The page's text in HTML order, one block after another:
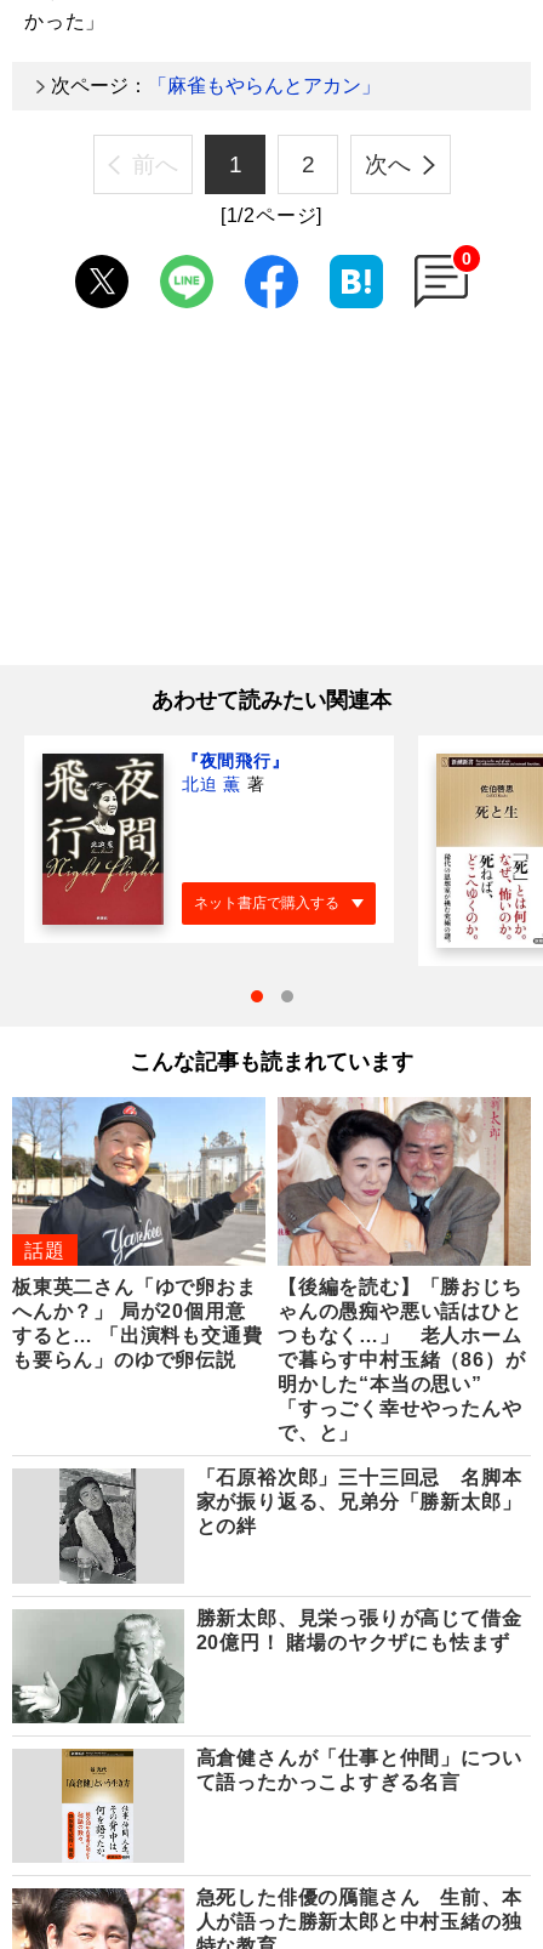
かった」
次ページ： 「麻雀もやらんとアカン」
前へ 1 2 次へ
[1/2ページ]
0
あわせて読みたい関連本
『夜間飛行』
北迫 薫 著
ネット書店で購入する
こんな記事も読まれています
話題
板東英二さん「ゆで卵おま
へんか？」 局が20個用意
すると… 「出演料も交通費
も要らん」のゆで卵伝説
【後編を読む】「勝おじち
ゃんの愚痴や悪い話はひと
つもなく…」 老人ホーム
で暮らす中村玉緒（86）が
明かした“本当の思い”
「すっごく幸せやったんや
で、と」
「石原裕次郎」三十三回忌 名脚本
家が振り返る、兄弟分「勝新太郎」
との絆
勝新太郎、見栄っ張りが高じて借金
20億円！ 賭場のヤクザにも怯まず
高倉健さんが「仕事と仲間」につい
て語ったかっこよすぎる名言
急死した俳優の鴈龍さん 生前、本
人が語った勝新太郎と中村玉緒の独